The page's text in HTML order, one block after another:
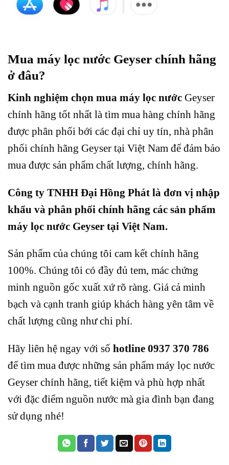
Mua máy lọc nước Geyser chính hãng
ở đâu?
Kinh nghiệm chọn mua máy lọc nước Geyser
chính hãng tốt nhất là tìm mua hàng chính hãng
được phân phối bới các đại chỉ uy tín, nhà phân
phối chính hãng Geyser tại Việt Nam để đảm bảo
mua được sản phẩm chất lượng, chính hãng.
Công ty TNHH Đại Hồng Phát là đơn vị nhập
khẩu và phân phối chính hãng các sản phẩm
máy lọc nước Geyser tại Việt Nam.
Sản phẩm của chúng tôi cam kết chính hãng
100%. Chúng tôi có đầy đủ tem, mác chứng
minh nguồn gốc xuất xứ rõ ràng. Giá cả minh
bạch và cạnh tranh giúp khách hàng yên tâm về
chất lượng cũng như chi phí.
Hãy liên hệ ngay với số hotline 0937 370 786
để tìm mua được những sản phẩm máy lọc nước
Geyser chính hãng, tiết kiệm và phù hợp nhất
với đặc điểm nguồn nước mà gia đình bạn đang
sử dụng nhé!